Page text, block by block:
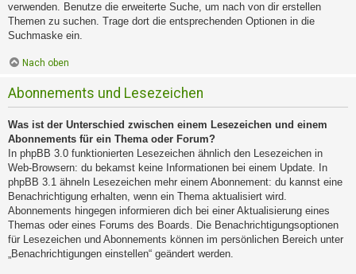
verwenden. Benutze die erweiterte Suche, um nach von dir erstellen
Themen zu suchen. Trage dort die entsprechenden Optionen in die
Suchmaske ein.
Nach oben
Abonnements und Lesezeichen
Was ist der Unterschied zwischen einem Lesezeichen und einem
Abonnements für ein Thema oder Forum?
In phpBB 3.0 funktionierten Lesezeichen ähnlich den Lesezeichen in
Web-Browsern: du bekamst keine Informationen bei einem Update. In
phpBB 3.1 ähneln Lesezeichen mehr einem Abonnement: du kannst eine
Benachrichtigung erhalten, wenn ein Thema aktualisiert wird.
Abonnements hingegen informieren dich bei einer Aktualisierung eines
Themas oder eines Forums des Boards. Die Benachrichtigungsoptionen
für Lesezeichen und Abonnements können im persönlichen Bereich unter
„Benachrichtigungen einstellen“ geändert werden.